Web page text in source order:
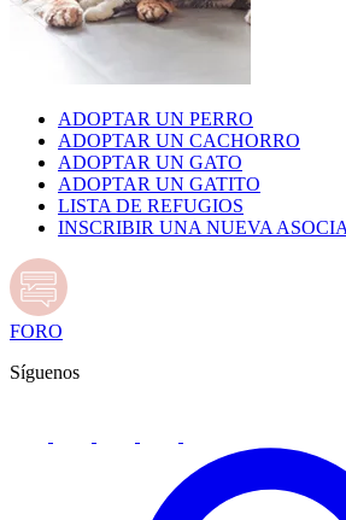
ADOPTAR UN PERRO
ADOPTAR UN CACHORRO
ADOPTAR UN GATO
ADOPTAR UN GATITO
LISTA DE REFUGIOS
INSCRIBIR UNA NUEVA
FORO
Síguenos